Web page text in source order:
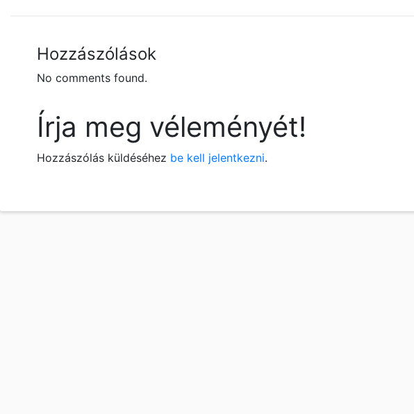
Hozzászólások
No comments found.
Írja meg véleményét!
Hozzászólás küldéséhez be kell jelentkezni.